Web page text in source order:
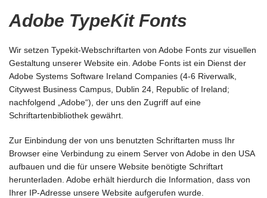
Adobe TypeKit Fonts
Wir setzen Typekit-Webschriftarten von Adobe Fonts zur visuellen
Gestaltung unserer Website ein. Adobe Fonts ist ein Dienst der
Adobe Systems Software Ireland Companies (4-6 Riverwalk,
Citywest Business Campus, Dublin 24, Republic of Ireland;
nachfolgend „Adobe“), der uns den Zugriff auf eine
Schriftartenbibliothek gewährt.
Zur Einbindung der von uns benutzten Schriftarten muss Ihr
Browser eine Verbindung zu einem Server von Adobe in den USA
aufbauen und die für unsere Website benötigte Schriftart
herunterladen. Adobe erhält hierdurch die Information, dass von
Ihrer IP-Adresse unsere Website aufgerufen wurde.